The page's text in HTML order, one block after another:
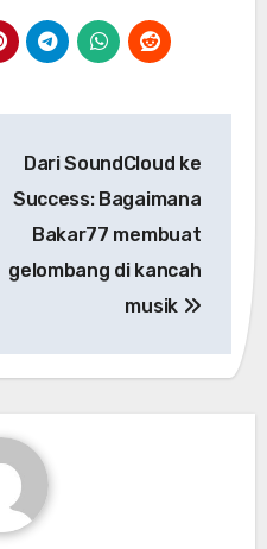
Dari SoundCloud ke
Success: Bagaimana
Bakar77 membuat
gelombang di kancah
musik